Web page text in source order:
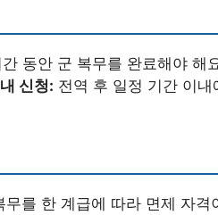
동안 군 복무를 완료해야 해
신청: 전역 후 일정 기간 이
무를 한 계급에 따라 면제 자격